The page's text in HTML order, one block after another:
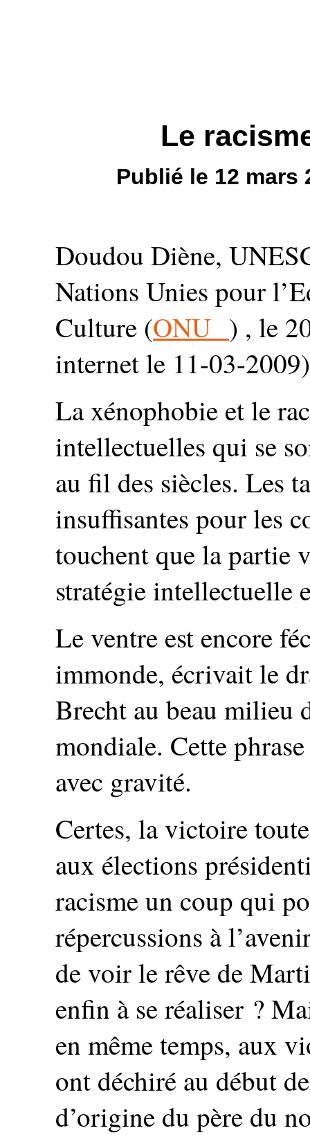
Le
Publié le 12 mars
Doudou Diène,
Nations Unies pour
Culture (ONU ) , le
internet le 11-03-2009)
La xénophobie et le
intellectuelles qui se
au fil des siècles. Les
insuffisantes pour les
touchent que la partie
stratégie intellectuelle
Le ventre est encore
immonde, écrivait le
Brecht au beau milieu
mondiale. Cette
avec gravité.
Certes, la victoire
aux élections
racisme un coup qui
répercussions à
de voir le rêve de
enfin à se réaliser ?
en même temps, aux
ont déchiré au début
d’origine du père du